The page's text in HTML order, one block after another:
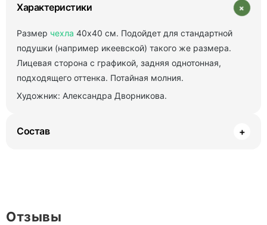
Характеристики +
Размер чехла 40х40 см. Подойдет для стандартной
подушки (например икеевской) такого же размера.
Лицевая сторона с графикой, задняя однотонная,
подходящего оттенка. Потайная молния.
Художник: Александра Дворникова.
Состав +
Отзывы